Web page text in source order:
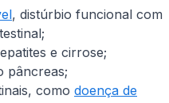
, distúrbio funcional com
e cirrose;
pâncreas;
como doença de